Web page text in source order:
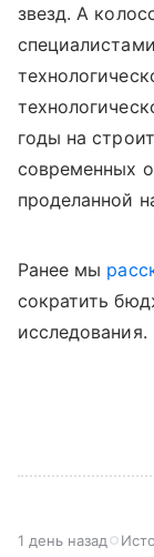
звезд. А
годы на
современных
проделанной
Ранее мы
сократить
исследования.
1 день назад